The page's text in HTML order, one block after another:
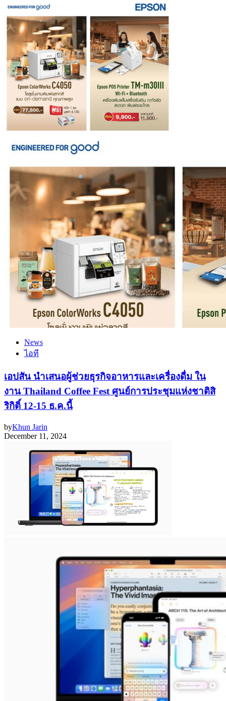
News
ไอที
เอปสัน นำเสนอผู้ช่วยธุรกิจอาหารและเครื่องดื่ม ใน
งาน Thailand Coffee Fest ศูนย์การประชุมแห่งชาติสิ
ริกิติ์ 12-15 ธ.ค.นี้
byKhun Jarin
December 11, 2024